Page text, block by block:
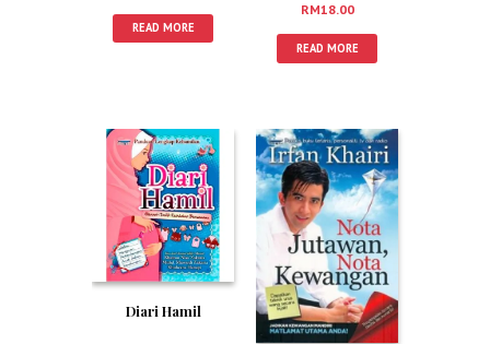
READ MORE
RM18.00
READ MORE
Diari Hamil